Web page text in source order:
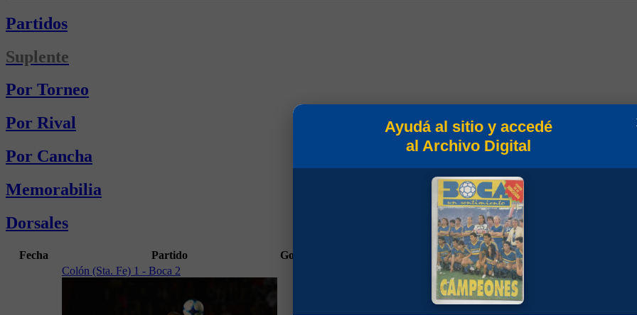
Partidos
Suplente
Por Torneo
Por Rival
Por Cancha
Memorabilia
Dorsales
Fecha Partido Goles
Colón (Sta. Fe) 1 - Boca 2
Ayudá al sitio y accedé
al Archivo Digital